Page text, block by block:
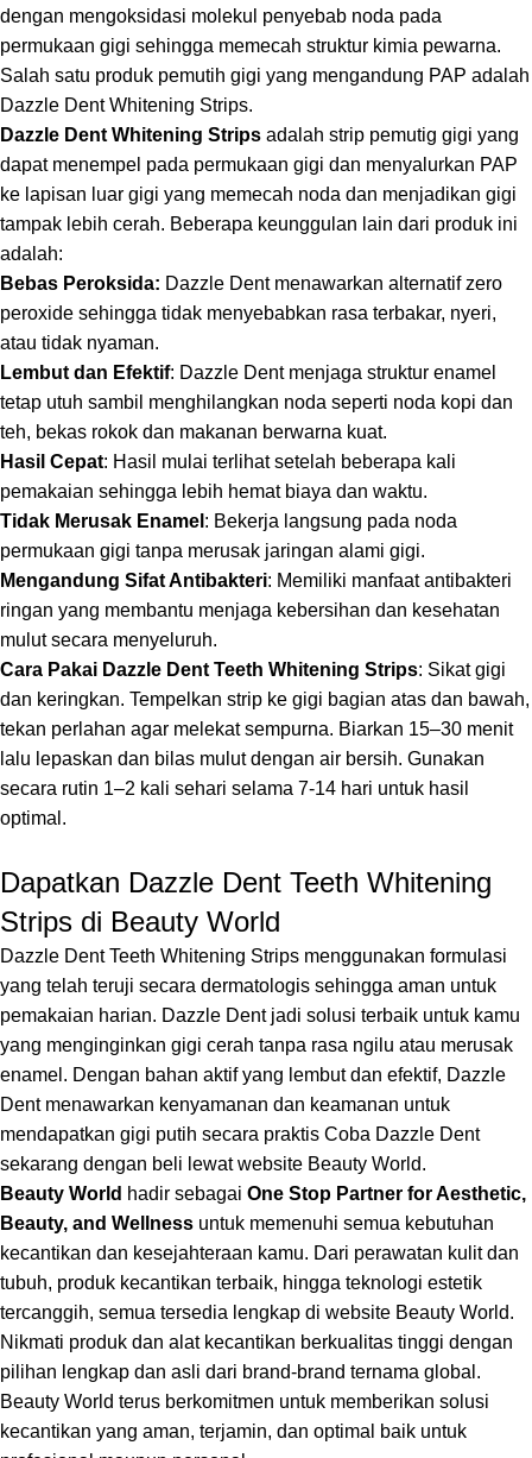
dengan mengoksidasi molekul penyebab noda pada
permukaan gigi sehingga memecah struktur kimia pewarna.
Salah satu produk pemutih gigi yang mengandung PAP adalah
Dazzle Dent Whitening Strips.
Dazzle Dent Whitening Strips adalah strip pemutig gigi yang
dapat menempel pada permukaan gigi dan menyalurkan PAP
ke lapisan luar gigi yang memecah noda dan menjadikan gigi
tampak lebih cerah. Beberapa keunggulan lain dari produk ini
adalah:
Bebas Peroksida: Dazzle Dent menawarkan alternatif zero
peroxide sehingga tidak menyebabkan rasa terbakar, nyeri,
atau tidak nyaman.
Lembut dan Efektif: Dazzle Dent menjaga struktur enamel
tetap utuh sambil menghilangkan noda seperti noda kopi dan
teh, bekas rokok dan makanan berwarna kuat.
Hasil Cepat: Hasil mulai terlihat setelah beberapa kali
pemakaian sehingga lebih hemat biaya dan waktu.
Tidak Merusak Enamel : Bekerja langsung pada noda
permukaan gigi tanpa merusak jaringan alami gigi.
Mengandung Sifat Antibakteri: Memiliki manfaat antibakteri
ringan yang membantu menjaga kebersihan dan kesehatan
mulut secara menyeluruh.
Cara Pakai Dazzle Dent Teeth Whitening Strips: Sikat gigi
dan keringkan. Tempelkan strip ke gigi bagian atas dan bawah,
tekan perlahan agar melekat sempurna. Biarkan 15–30 menit
lalu lepaskan dan bilas mulut dengan air bersih. Gunakan
secara rutin 1–2 kali sehari selama 7-14 hari untuk hasil
optimal.
Dapatkan Dazzle Dent Teeth Whitening
Strips di Beauty World
Dazzle Dent Teeth Whitening Strips menggunakan formulasi
yang telah teruji secara dermatologis sehingga aman untuk
pemakaian harian. Dazzle Dent jadi solusi terbaik untuk kamu
yang menginginkan gigi cerah tanpa rasa ngilu atau merusak
enamel. Dengan bahan aktif yang lembut dan efektif, Dazzle
Dent menawarkan kenyamanan dan keamanan untuk
mendapatkan gigi putih secara praktis Coba Dazzle Dent
sekarang dengan beli lewat website Beauty World.
Beauty World hadir sebagai One Stop Partner for Aesthetic,
Beauty, and Wellness untuk memenuhi semua kebutuhan
kecantikan dan kesejahteraan kamu. Dari perawatan kulit dan
tubuh, produk kecantikan terbaik, hingga teknologi estetik
tercanggih, semua tersedia lengkap di website Beauty World.
Nikmati produk dan alat kecantikan berkualitas tinggi dengan
pilihan lengkap dan asli dari brand-brand ternama global.
Beauty World terus berkomitmen untuk memberikan solusi
kecantikan yang aman, terjamin, dan optimal baik untuk